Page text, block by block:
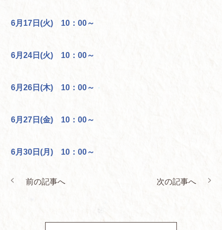
6月17日(火) 10：00～
6月24日(火) 10：00～
6月26日(木) 10：00～
6月27日(金) 10：00～
6月30日(月) 10：00～
前の記事へ 次の記事へ